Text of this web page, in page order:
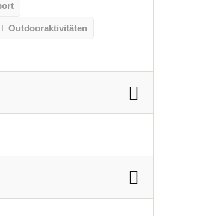
Outdooraktivitäten